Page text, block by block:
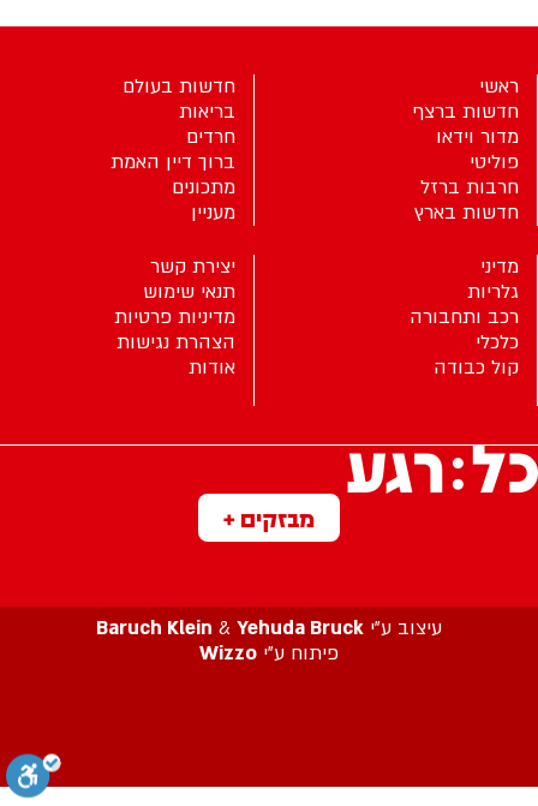
מבזקים +
ראשי
חדשות ברצף
מדור וידאו
פוליטי
חרבות ברזל
חדשות בארץ
חדשות בעולם
בריאות
חרדים
ברוך דיין האמת
מתכונים
מעניין
מדיני
גלריות
רכב ותחבורה
כלכלי
קול כבודה
יצירת קשר
תנאי שימוש
מדיניות פרטיות
הצהרת נגישות
אודות
עיצוב ע”י Baruch Klein & Yehuda Bruck
פיתוח ע”י Wizzo